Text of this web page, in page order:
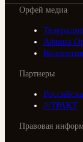
Орфей медиа
Афиша
Партнеры
///ТРАКТ
Правовая